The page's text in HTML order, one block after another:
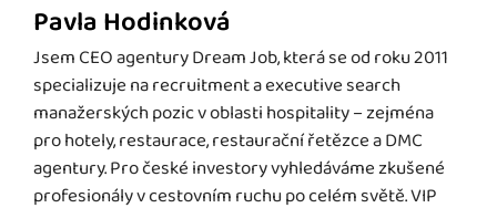
Pavla Hodinková
Jsem CEO agentury Dream Job, která se od roku 2011
specializuje na recruitment a executive search
manažerských pozic v oblasti hospitality – zejména
pro hotely, restaurace, restaurační řetězce a DMC
agentury. Pro české investory vyhledáváme zkušené
profesionály v cestovním ruchu po celém světě. VIP